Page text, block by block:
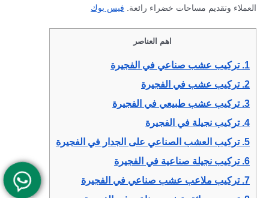
العملاء وتقديم مساحات خضراء رائعة. فيس بوك
اهم العناصر
1. تركيب عشب صناعي في الفجيرة
2. تركيب عشب في الفجيرة
3. تركيب عشب طبيعي في الفجيرة
4. تركيب نجيلة في الفجيرة
5. تركيب العشب الصناعي على الجدار في الفجيرة
6. تركيب نجيلة صناعية في الفجيرة
7. تركيب ملاعب عشب صناعي في الفجيرة